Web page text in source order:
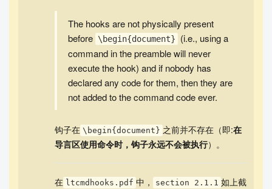
The hooks are not physically present
before \begin{document}
(i.e., using a
command in the preamble will never
execute the hook) and if nobody has
declared any code for them, then they are
not added to the command code ever.
钩子在 \begin{document} 之前并不存在（即:在
导言区使用命令时，钩子永远不会被执行）。
在 ltcmdhooks.pdf 中， section 2.1.1 如上截